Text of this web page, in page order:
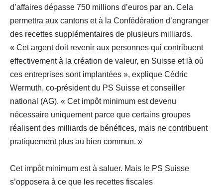
d’affaires dépasse 750 millions d’euros par an. Cela
permettra aux cantons et à la Confédération d’engranger
des recettes supplémentaires de plusieurs milliards.
« Cet argent doit revenir aux personnes qui contribuent
effectivement à la création de valeur, en Suisse et là où
ces entreprises sont implantées », explique Cédric
Wermuth, co-président du PS Suisse et conseiller
national (AG). « Cet impôt minimum est devenu
nécessaire uniquement parce que certains groupes
réalisent des milliards de bénéfices, mais ne contribuent
pratiquement plus au bien commun. »
Cet impôt minimum est à saluer. Mais le PS Suisse
s’opposera à ce que les recettes fiscales